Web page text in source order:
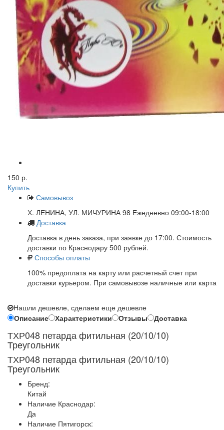
150 р.
Купить
Самовывоз
Х. ЛЕНИНА, УЛ. МИЧУРИНА 98 Ежедневно 09:00-18:00
Доставка
Доставка в день заказа, при заявке до 17:00. Стоимость
доставки по Краснодару 500 рублей.
Способы оплаты
100% предоплата на карту или расчетный счет при
доставки курьером. При самовывозе наличные или карта
Нашли дешевле, сделаем еще дешевле
Описание
Характеристики Отзывы Доставка
ТХР048 петарда фитильная (20/10/10)
Треугольник
ТХР048 петарда фитильная (20/10/10)
Треугольник
Бренд:
Китай
Наличие Краснодар:
Да
Наличие Пятигорск: